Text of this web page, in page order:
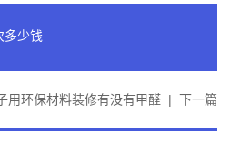
多少钱
用环保材料装修有没有甲醛 | 下一篇